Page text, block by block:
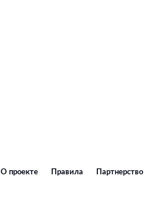
О проекте Правила Партнерство